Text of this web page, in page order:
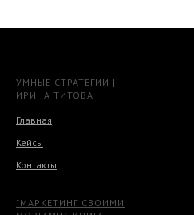
УМНЫЕ СТРАТЕГИИ |
ИРИНА ТИТОВА
Главная
Кейсы
Контакты
"МАРКЕТИНГ СВОИМИ